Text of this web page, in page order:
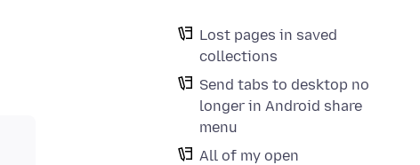
Lost pages in saved
collections
Send tabs to desktop no
longer in Android share
menu
All of my open